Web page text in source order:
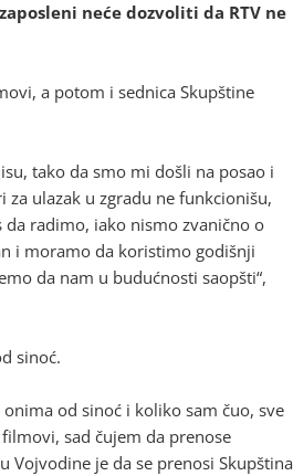
neće dozvoliti da RTV ne
a potom i sednica Skupštine
tako da smo mi došli na posao i
ulazak u zgradu ne funkcionišu,
radimo, iako nismo zvanično o
i moramo da koristimo godišnji
da nam u budućnosti saopšti“,
sinoć.
od sinoć i koliko sam čuo, sve
sad čujem da prenose
Vojvodine je da se prenosi Skupština